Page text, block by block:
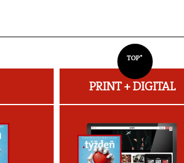
TOP*
PRINT + DIGITAL